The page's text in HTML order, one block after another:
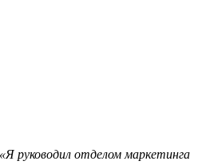
руководил отделом маркетинга